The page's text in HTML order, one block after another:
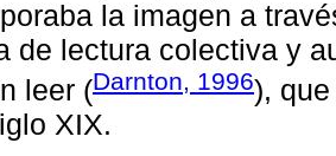
la imagen a
de lectura colectiva y
leer (Darnton, 1996),
XIX.